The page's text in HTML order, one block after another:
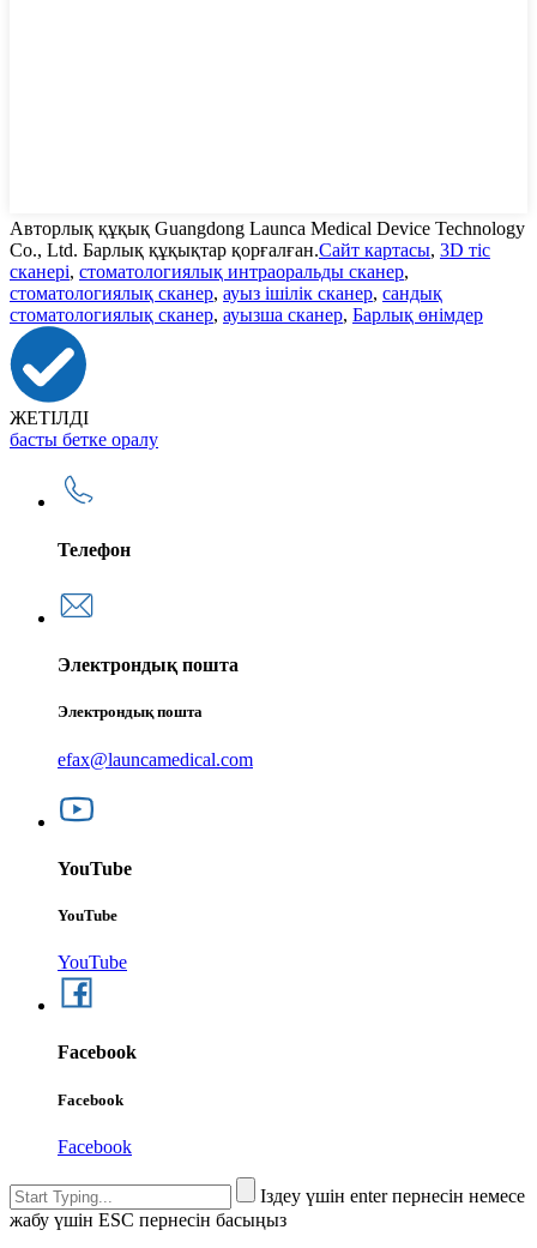
Авторлық құқық Guangdong Launca Medical Device Technology
Co., Ltd. Барлық құқықтар қорғалған.Сайт картасы, 3D тіс
сканері, стоматологиялық интраоральды сканер,
стоматологиялық сканер, ауыз ішілік сканер, сандық
стоматологиялық сканер, ауызша сканер, Барлық өнімдер
ЖЕТІЛДІ
басты бетке оралу
Телефон
Электрондық пошта
Электрондық пошта
efax@launcamedical.com
YouTube
YouTube
YouTube
Facebook
Facebook
Facebook
Іздеу үшін enter пернесін немесе
жабу үшін ESC пернесін басыңыз